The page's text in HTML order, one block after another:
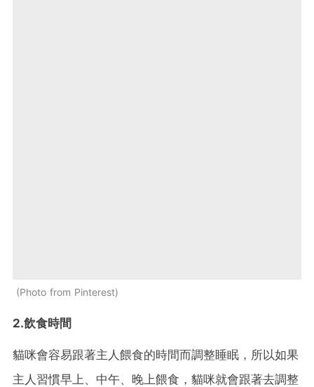
Photo from Pinterest
2.飲食時間
貓咪會容易跟著主人餵食的時間而調整睡眠，所以如果
主人習慣早上、中午、晚上餵食，貓咪就會跟著去調整